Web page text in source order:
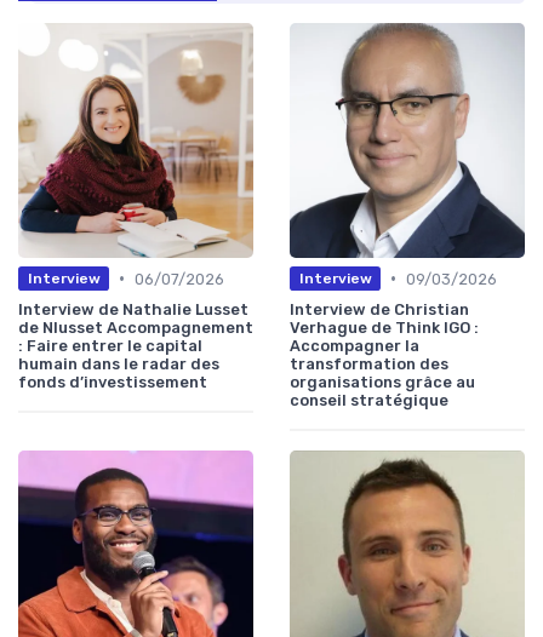
Interview • 06/07/2026
Interview de Nathalie Lusset
de Nlusset Accompagnement
: Faire entrer le capital
humain dans le radar des
fonds d’investissement
Interview • 09/03/2026
Interview de Christian
Verhague de Think IGO :
Accompagner la
transformation des
organisations grâce au
conseil stratégique